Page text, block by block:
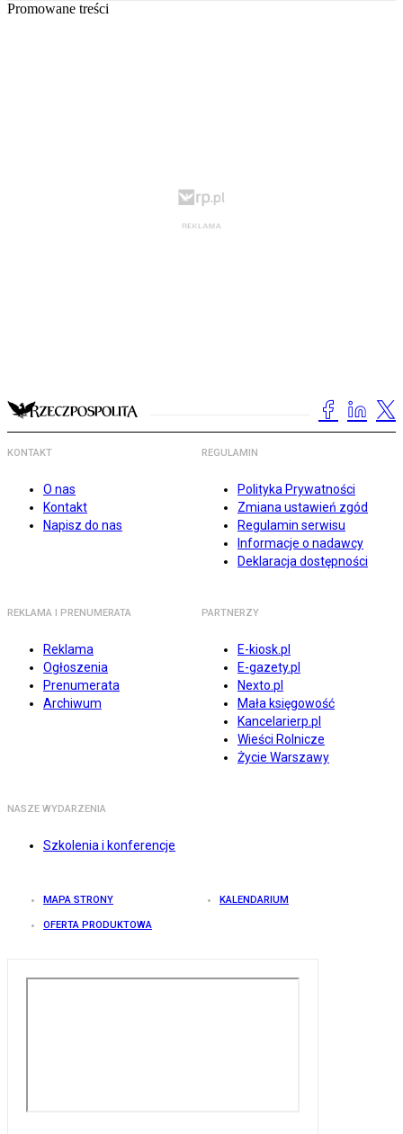
Promowane treści
KONTAKT
O nas
Kontakt
Napisz do nas
REGULAMIN
Polityka Prywatności
Zmiana ustawień zgód
Regulamin serwisu
Informacje o nadawcy
Deklaracja dostępności
REKLAMA I PRENUMERATA
Reklama
Ogłoszenia
Prenumerata
Archiwum
PARTNERZY
E-kiosk.pl
E-gazety.pl
Nexto.pl
Mała księgowość
Kancelarierp.pl
Wieści Rolnicze
Życie Warszawy
NASZE WYDARZENIA
Szkolenia i konferencje
MAPA STRONY KALENDARIUM
OFERTA PRODUKTOWA